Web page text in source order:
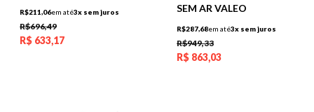
R$211,06em até3x sem juros
R$696,49
R$ 633,17
SEM AR VALEO
R$287,68em até3x sem juros
R$949,33
R$ 863,03